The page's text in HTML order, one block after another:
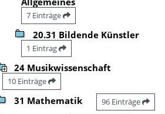
7 Einträge
20.31 Bildende Künstler
1 Eintrag
24 Musikwissenschaft
10 Einträge
31 Mathematik 96 Einträge